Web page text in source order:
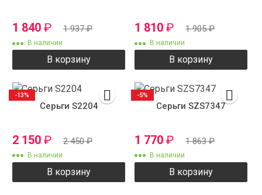
1 840 ₽ 1 937₽
В наличии
В корзину
1 810 ₽ 1 905₽
В наличии
В корзину
Серьги S2204
2 150 ₽ 2 450₽
В наличии
В корзину
-13%
Серьги SZS7347
1 770 ₽ 1 863₽
В наличии
В корзину
-5%